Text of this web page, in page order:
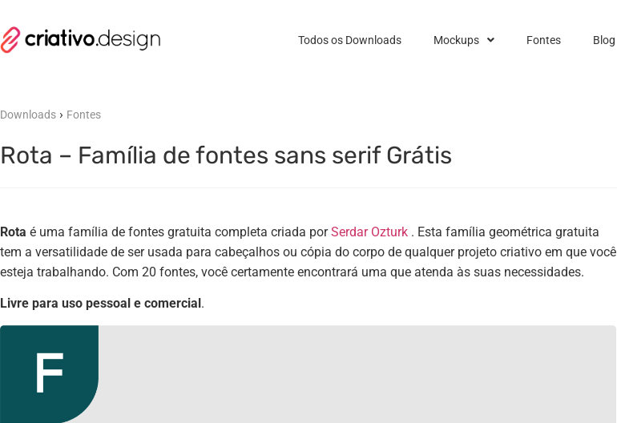
Todos os Downloads Mockups Fontes Blog
Downloads › Fontes
Rota – Família de fontes sans serif Grátis
Rota é uma família de fontes gratuita completa criada porSerdar Ozturk . Esta família geométrica gratuita
tem a versatilidade de ser usada para cabeçalhos ou cópia do corpo de qualquer projeto criativo em que você
esteja trabalhando. Com 20 fontes, você certamente encontrará uma que atenda às suas necessidades.
Livre para uso pessoal e comercial .